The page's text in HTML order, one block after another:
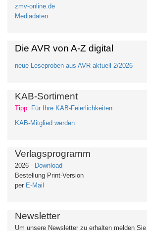
zmv-online.de
Mediadaten
Die AVR von A-Z digital
neue Leseproben aus AVR aktuell 2/2026
KAB-Sortiment
Tipp: Für Ihre KAB-Feierlichkeiten
KAB-Mitglied werden
Verlagsprogramm
2026 - Download
Bestellung Print-Version
per E-Mail
Newsletter
Um unsere Newsletter zu erhalten melden